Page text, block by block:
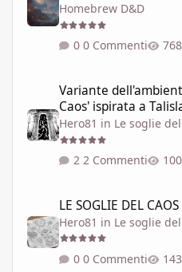
Homebrew D&D
0 Commenti
Variante
Caos' ispirata a
Hero81 in Le soglie
2 Commenti
LE SOGLIE DEL CAOS
Hero81 in Le soglie
0 Commenti